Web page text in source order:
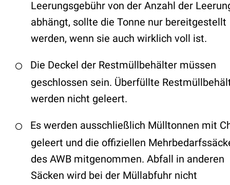
Leerungsgebühr von der Anzahl der
abhängt, sollte die Tonne nur bereitgestellt
werden, wenn sie auch wirklich voll ist.
Die Deckel der Restmüllbehälter müssen
geschlossen sein. Überfüllte
werden nicht geleert.
Es werden ausschließlich Mülltonnen mit
geleert und die offiziellen
des AWB mitgenommen. Abfall in anderen
Säcken wird bei der Müllabfuhr nicht